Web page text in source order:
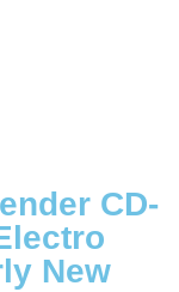
CD-
New